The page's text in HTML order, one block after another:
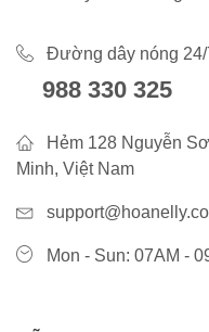
Đường dây nóng 24/
988 330 325
Hẻm 128 Nguyễn
Minh, Việt Nam
Mon - Sun: 07AM -